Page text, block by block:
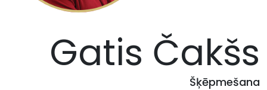
Gatis Čakšs
Šķēpmešana